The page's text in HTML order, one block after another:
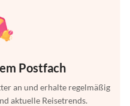
Postfach
an und erhalte regelmäßig
aktuelle Reisetrends.